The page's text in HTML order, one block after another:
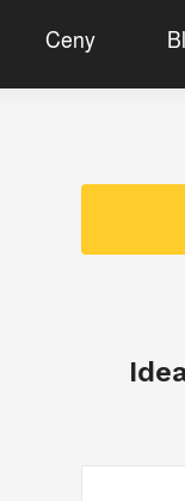
Ceny